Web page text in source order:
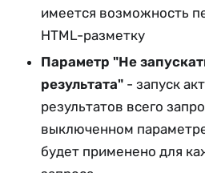
имеется возможность
HTML-разметку
Параметр "Не
результата" - запуск
результатов всего
выключенном
будет применено для